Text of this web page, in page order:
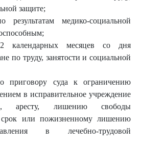
защите;
результатам медико-социальной
календарных месяцев со дня
по труду, занятости и социальной
приговору суда к ограничению
в исправительное учреждение
аресту, лишению свободы
или пожизненному лишению
в лечебно-трудовой